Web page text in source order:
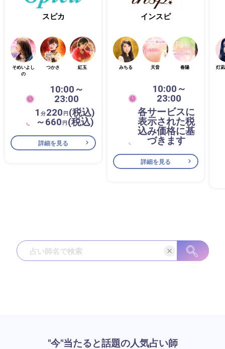
スピカ
そめいよし
の
つかさ 紅玉
10:00～
23:00
1 分220 円(税込)
～660 円(税込)
詳細を見る
インスピ
みちる 天音 春陽
10:00～
23:00
各サービスに
表示された税
込み価格に基
づきます
詳細を見る
灯
"今"当たると話題の人気占い師